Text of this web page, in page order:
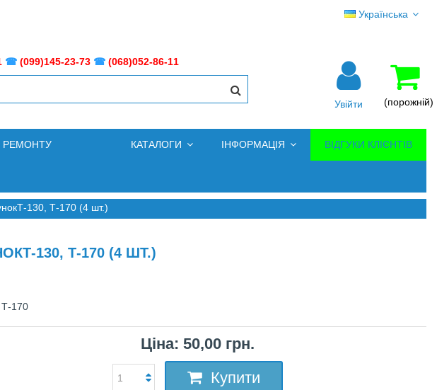
Українська
☎ (099)145-23-73 ☎ (068)052-86-11
(порожній)
Увійти
РЕМОНТУ ВІДГУКИ КЛІЄНТІВ
ІНФОРМАЦІЯ
КАТАЛОГИ
130, Т-170 (4 шт.)
130, Т-170 (4 ШТ.)
170
Ціна: 50,00 грн.
Купити